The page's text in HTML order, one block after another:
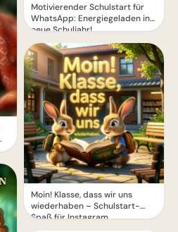
Motivierender Schulstart für
WhatsApp: Energiegeladen ins
neue Schuljahr!
Moin! Klasse, dass wir uns
wiederhaben – Schulstart-
Spaß für Instagram